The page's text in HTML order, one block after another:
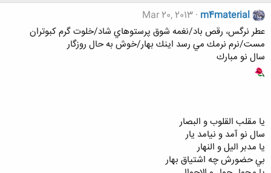
m4material
Mar 20, 2013
عطر نرگس، رقص باد/نغمه شوق پرستوهاي شاد/خلوت گرم كبوتران
مست/نرم نرمك مي رسد اينك بهار/خوش به حال روزگار
سال نو مبارك
يا مقلب القلوب و البصار
سال نو آمد و نيامد يار
يا مدبر اليل و النهار
بي حضورش چه اشتياق بهار